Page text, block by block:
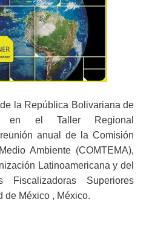
la República Bolivariana de
en el Taller Regional
anual de la Comisión
Ambiente (COMTEMA),
Latinoamericana y del
Fiscalizadoras Superiores
de México , México.